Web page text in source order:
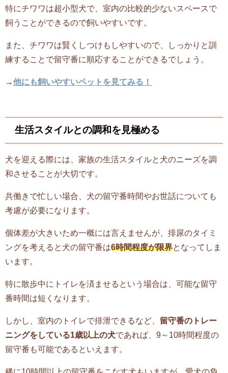
特にチワワは超小型犬で、室内の比較的少ないスペースで
飼うことができるので飼いやすいです。
また、チワワは賢くしつけもしやすいので、しっかりと訓
練することで留守番に順応することができるでしょう。
→他にも飼いやすいペットを見てみる！
生活スタイルとの調和を見極める
犬を迎える際には、家族の生活スタイルと犬のニーズを調
和させることが大切です。
共働きで忙しい場合、犬の留守番時間やお世話についても
考慮が必要になります。
個体差が大きいため一概には言えませんが、排尿のタイミ
ングを考えると犬の留守番は6時間程度が限界となってしま
います。
特に散歩中にトイレを済ませるという場合は、可能な留守
番時間は短くなります。
しかし、室内のトイレで排泄できるなど、 留守番のトレー
ニングをしている1歳以上の犬であれば、9～10時間程度の
留守番も可能であるといえます。
稀に10時間以上の留守番をこなす犬もいますが、愛犬の負